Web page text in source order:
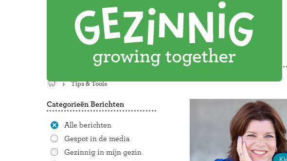
Terug
de
Tips & Tools
Categorieën Berichten
Alle berichten
Gespot in de media
Gezinnig in mijn gezin